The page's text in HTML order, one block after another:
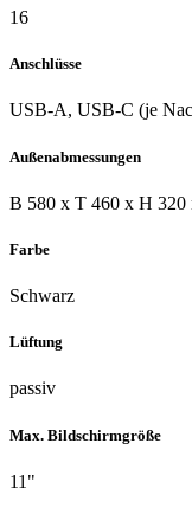
16
Anschlüsse
USB-A, USB-C (je
Außenabmessungen
B 580 x T 460 x H 320
Farbe
Schwarz
Lüftung
passiv
Max. Bildschirmgröße
11"